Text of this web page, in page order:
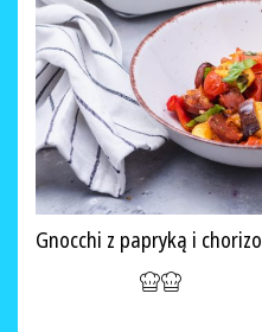
Gnocchi z papryką i chorizo